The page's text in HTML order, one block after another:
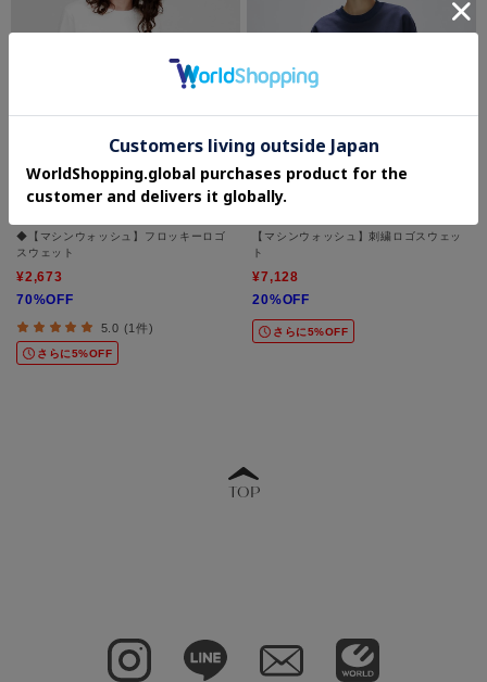
◆【マシンウォッシュ】フロッキーロゴ
スウェット
¥2,673
70%OFF
5.0 (1件)
さらに5%OFF
【マシンウォッシュ】刺繍ロゴスウェッ
ト
¥7,128
20%OFF
さらに5%OFF
TOP